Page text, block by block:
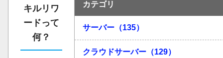
キルリワ
ードって
何？
カテゴリ
サーバー（135）
クラウドサーバー（129）